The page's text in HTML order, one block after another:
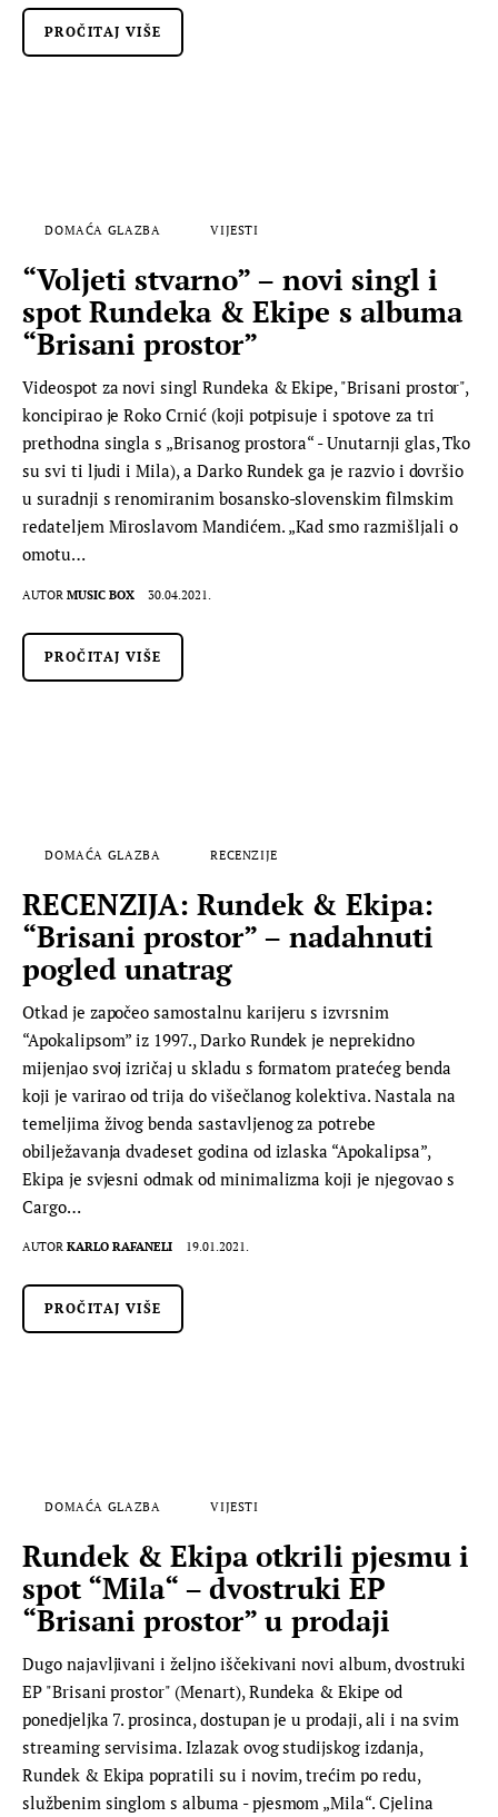
PROČITAJ VIŠE
DOMAĆA GLAZBA VIJESTI
“Voljeti stvarno” – novi singl i
spot Rundeka & Ekipe s albuma
“Brisani prostor”
Videospot za novi singl Rundeka & Ekipe, "Brisani prostor",
koncipirao je Roko Crnić (koji potpisuje i spotove za tri
prethodna singla s „Brisanog prostora“ - Unutarnji glas, Tko
su svi ti ljudi i Mila), a Darko Rundek ga je razvio i dovršio
u suradnji s renomiranim bosansko-slovenskim filmskim
redateljem Miroslavom Mandićem. „Kad smo razmišljali o
omotu…
AUTOR MUSIC BOX 30.04.2021.
PROČITAJ VIŠE
DOMAĆA GLAZBA RECENZIJE
RECENZIJA: Rundek & Ekipa:
“Brisani prostor” – nadahnuti
pogled unatrag
Otkad je započeo samostalnu karijeru s izvrsnim
“Apokalipsom” iz 1997., Darko Rundek je neprekidno
mijenjao svoj izričaj u skladu s formatom pratećeg benda
koji je varirao od trija do višečlanog kolektiva. Nastala na
temeljima živog benda sastavljenog za potrebe
obilježavanja dvadeset godina od izlaska “Apokalipsa”,
Ekipa je svjesni odmak od minimalizma koji je njegovao s
Cargo…
AUTOR KARLO RAFANELI 19.01.2021.
PROČITAJ VIŠE
DOMAĆA GLAZBA VIJESTI
Rundek & Ekipa otkrili pjesmu i
spot “Mila“ – dvostruki EP
“Brisani prostor” u prodaji
Dugo najavljivani i željno iščekivani novi album, dvostruki
EP "Brisani prostor" (Menart), Rundeka & Ekipe od
ponedjeljka 7. prosinca, dostupan je u prodaji, ali i na svim
streaming servisima. Izlazak ovog studijskog izdanja,
Rundek & Ekipa popratili su i novim, trećim po redu,
službenim singlom s albuma - pjesmom „Mila“. Cjelina